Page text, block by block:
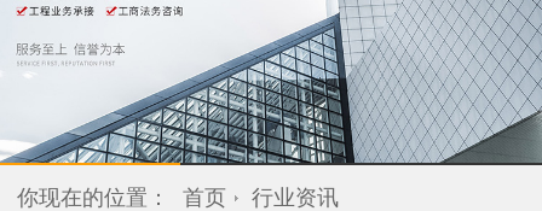
你现在的位置： 首页 行业资讯